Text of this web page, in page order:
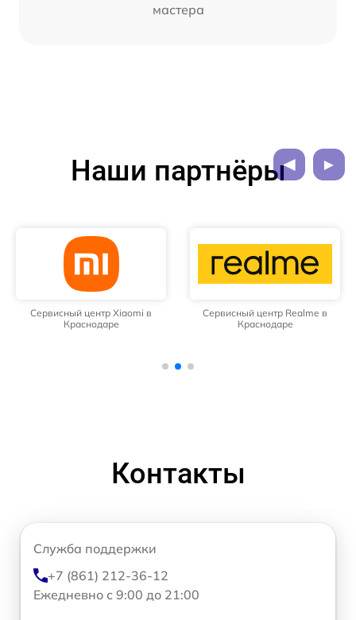
мастера
Наши партнёры
Сервисный центр Xiaomi в
Краснодаре
Сервисный центр Realme в
Краснодаре
Контакты
Служба поддержки
+7 (861) 212-36-12
Ежедневно с 9:00 до 21:00